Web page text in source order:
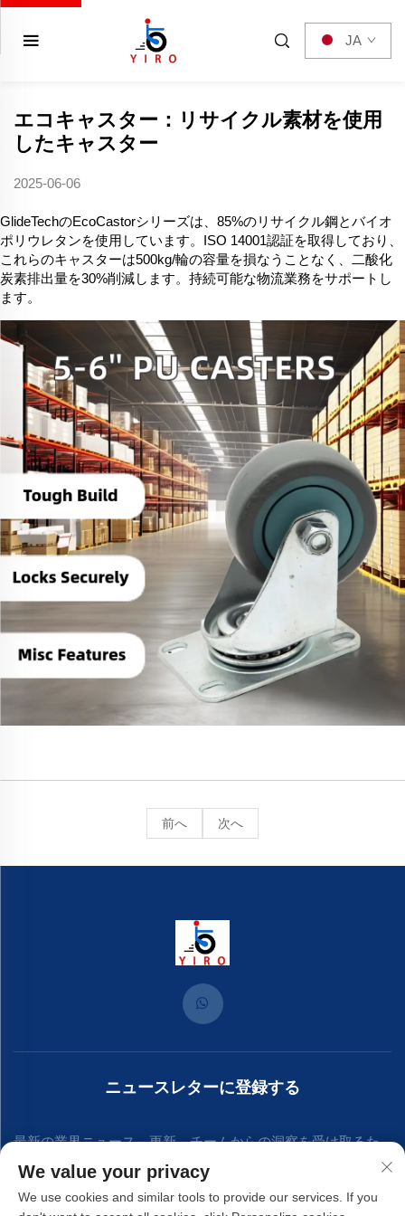
JA
エコキャスター：リサイクル素材を使用
したキャスター
2025-06-06
GlideTechのEcoCastorシリーズは、85%のリサイクル鋼とバイオ
ポリウレタンを使用しています。ISO 14001認証を取得しており、
これらのキャスターは500kg/輪の容量を損なうことなく、二酸化
炭素排出量を30%削減します。持続可能な物流業務をサポートし
ます。
前へ 次へ
ニュースレターに登録する
最新の業界ニュース、更新、チームからの洞察を受け取るた
めに、私たちのニュースレターにご参加ください。
We value your privacy
We use cookies and similar tools to provide our services. If you